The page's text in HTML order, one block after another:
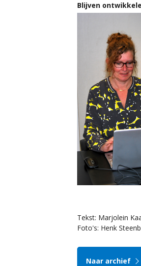
Blijven
Tekst: Marjolein
Foto's: Henk
Naar archief